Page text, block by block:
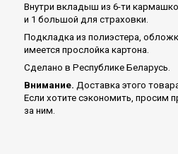
Внутри вкладыш из 6-ти
и 1 большой для страховки.
Подкладка из полиэстера,
имеется прослойка картона.
Сделано в Республике Беларусь.
Внимание. Доставка этого
Если хотите сэкономить, просим
за ним.